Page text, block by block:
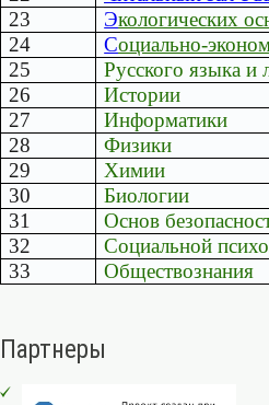
23
Экологических
24
Социально-
25
Русского языка и
26
Истории
27
Информатики
28
Физики
29
Химии
30
Биологии
31
Основ
32
Социальной
33
Обществознания
Партнеры